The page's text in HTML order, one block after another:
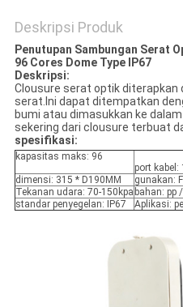
Deskripsi Produk
Penutupan Sambungan Serat
96 Cores Dome Type IP67
Deskripsi:
Clousure serat optik diterapkan
serat.Ini dapat ditempatkan
bumi atau dimasukkan ke
sekering dari clousure terbuat
spesifikasi:
kapasitas maks: 96
port
dimensi: 315 * D190MM
gunakan:
Tekanan udara: 70-150kpa bahan: pp
standar penyegelan: IP67
Aplikasi: